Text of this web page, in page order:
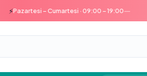
Pazartesi – Cumartesi · 09:00 – 19:00—